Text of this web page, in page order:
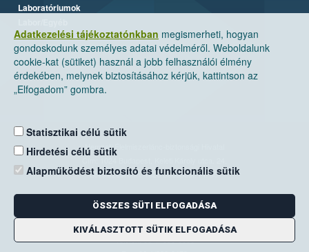
Adatkezelési tájékoztatónkban megismerheti, hogyan
gondoskodunk személyes adatai védelméről. Weboldalunk
cookie-kat (sütiket) használ a jobb felhasználói élmény
érdekében, melynek biztosításához kérjük, kattintson az
„Elfogadom” gombra.
Statisztikai célú sütik
Hirdetési célú sütik
Alapműködést biztosító és funkcionális sütik
ÖSSZES SÜTI ELFOGADÁSA
KIVÁLASZTOTT SÜTIK ELFOGADÁSA
Laboratóriumok
Nemzeti Élelmiszerlánc-biztonsági Hivatal
Levelezési cím: 1525 Budapest. Pf. 30.
E-mail:ugyfelszolgalat@nebih.gov.hu
Zöld szám: 06-80/263-244
Telefon: 06-1/ 336-9000